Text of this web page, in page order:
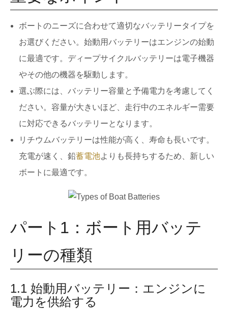
ボートのニーズに合わせて適切なバッテリータイプを
お選びください。始動用バッテリーはエンジンの始動
に最適です。ディープサイクルバッテリーは電子機器
やその他の機器を駆動します。
選ぶ際には、バッテリー容量と予備電力を考慮してく
ださい。容量が大きいほど、走行中のエネルギー需要
に対応できるバッテリーとなります。
リチウムバッテリーは性能が高く、寿命も長いです。
充電が速く、鉛蓄電池よりも長持ちするため、新しい
ボートに最適です。
パート1：ボート用バッテ
リーの種類
1.1 始動用バッテリー：エンジンに
電力を供給する